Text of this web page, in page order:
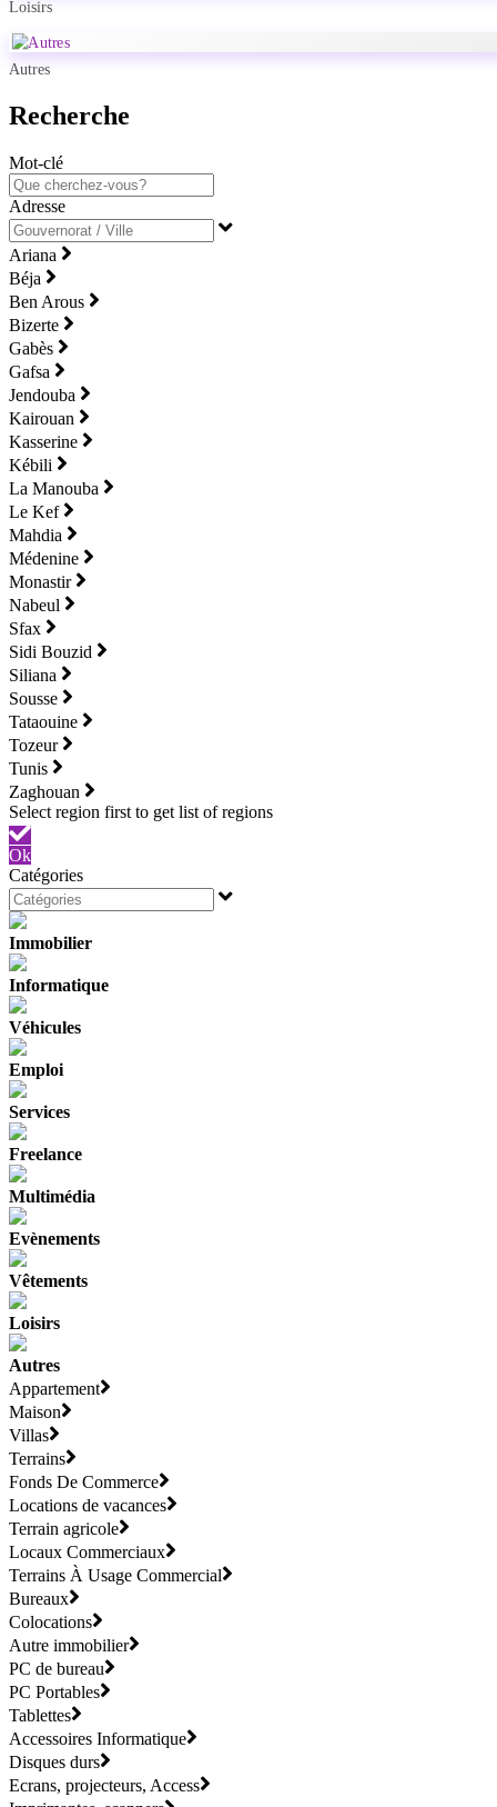
Loisirs
Autres
Recherche
Mot-clé
Adresse
Ariana
Béja
Ben Arous
Bizerte
Gabès
Gafsa
Jendouba
Kairouan
Kasserine
Kébili
La Manouba
Le Kef
Mahdia
Médenine
Monastir
Nabeul
Sfax
Sidi Bouzid
Siliana
Sousse
Tataouine
Tozeur
Tunis
Zaghouan
Ok
Catégories
Immobilier
Informatique
Véhicules
Emploi
Services
Freelance
Multimédia
Evènements
Vêtements
Loisirs
Autres
Appartement
Maison
Villas
Terrains
Fonds De Commerce
Locations de vacances
Terrain agricole
Locaux Commerciaux
Terrains À Usage Commercial
Bureaux
Colocations
Autre immobilier
PC de bureau
PC Portables
Tablettes
Accessoires Informatique
Disques durs
Ecrans, projecteurs, Access